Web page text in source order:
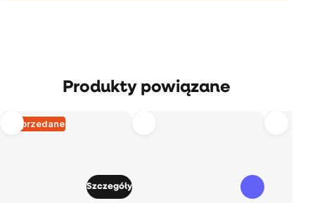
Produkty powiązane
Wyprzedane
Szczegóły